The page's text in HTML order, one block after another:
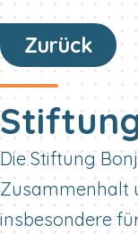
Zurück
Die Stiftung
Zusammenhalt
insbesondere